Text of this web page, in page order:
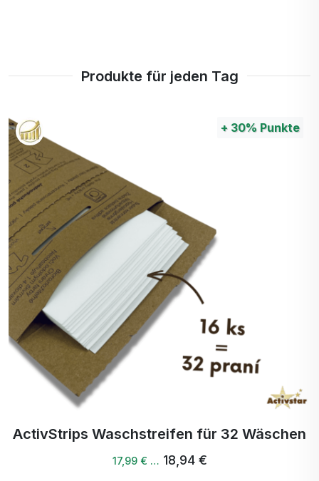
(1 Esslöffel in 1 dcl Wasser 2 mal täglich)
Warnung
Überschreiten Sie nicht die empfohlene
Tagesdosis. Dieses Nahrungsergänzungsmittel ist
kein Ersatz für eine abwechslungsreiche
Ernährung. Nicht geeignet für schwangere und
stillende Frauen und Kinder unter 3 Jahren. An
einem trockenen und dunklen Ort bei einer
Temperatur unter 25 °C und außerhalb der
Reichweite von kleinen Kindern aufbewahren.
Flüssige Gelenknahrung mit Hyaluronsäure,
Glucosamin, Chondroitin und MSM. Zur
Unterstützung von Knorpel und Beweglichkeit.
ACTIV No1 500 ml.
Produkte für jeden Tag
SHUYA ULTRATHEN NIGHT INSERTS 8PCS
6,72 €